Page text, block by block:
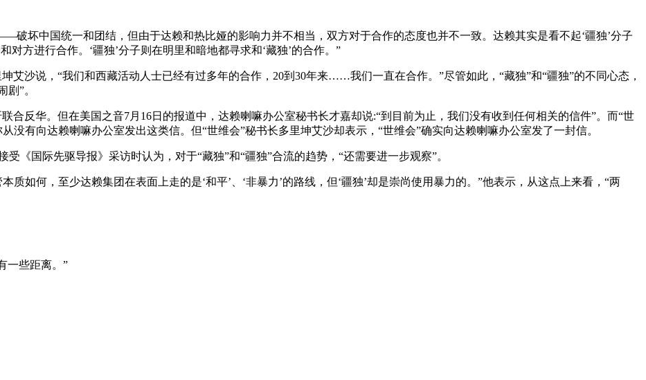
破坏中国统一和团结，但由于达赖和热比娅的影响力并不相当，双方对于合作的态度也并不一致。达赖其实是看不起‘疆独’分子
对方进行合作。‘疆独’分子则在明里和暗地都寻求和‘藏独’的合作。”
艾沙说，“我们和西藏活动人士已经有过多年的合作，20到30年来……我们一直在合作。”尽管如此，“藏独”和“疆独”的不同心态，
”。
合反华。但在美国之音7月16日的报道中，达赖喇嘛办公室秘书长才嘉却说:“到目前为止，我们没有收到任何相关的信件”。而“世
没有向达赖喇嘛办公室发出这类信。但“世维会”秘书长多里坤艾沙却表示，“世维会”确实向达赖喇嘛办公室发了一封信。
《国际先驱导报》采访时认为，对于“藏独”和“疆独”合流的趋势，“还需要进一步观察”。
如何，至少达赖集团在表面上走的是‘和平’、‘非暴力’的路线，但‘疆独’却是崇尚使用暴力的。”他表示，从这点上来看，“两
一些距离。”